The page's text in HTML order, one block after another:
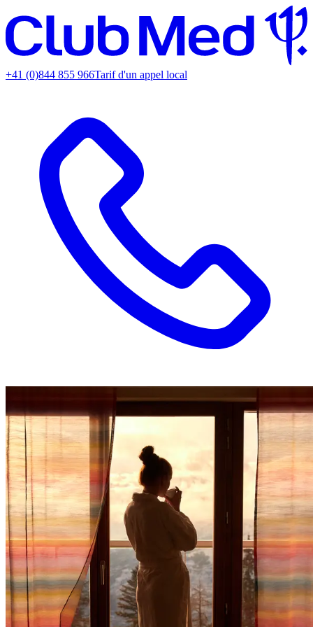
+41 (0)844 855 966Tarif d'un appel local